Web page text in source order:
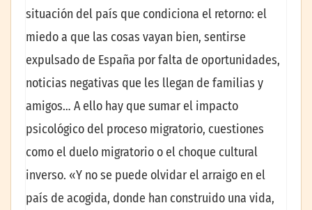
situación del país que condiciona el retorno: el
miedo a que las cosas vayan bien, sentirse
expulsado de España por falta de oportunidades,
noticias negativas que les llegan de familias y
amigos… A ello hay que sumar el impacto
psicológico del proceso migratorio, cuestiones
como el duelo migratorio o el choque cultural
inverso. «Y no se puede olvidar el arraigo en el
país de acogida, donde han construido una vida,